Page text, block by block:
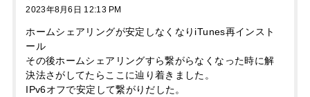
2023年8月6日 12:13 PM
ホームシェアリングが安定しなくなりiTunes再インスト
ール
その後ホームシェアリングすら繋がらなくなった時に解
決法さがしてたらここに辿り着きました。
IPv6オフで安定して繋がりだした。